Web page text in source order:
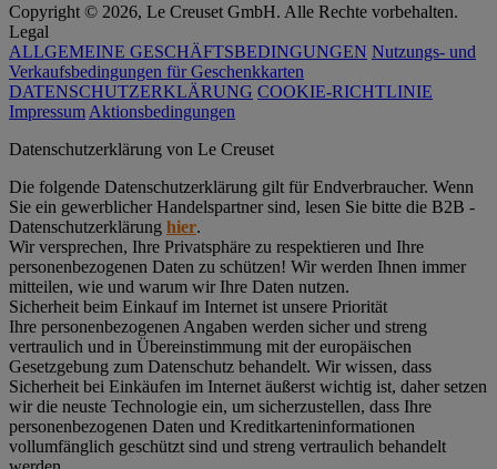
Copyright © 2026, Le Creuset GmbH. Alle Rechte vorbehalten.
Legal
ALLGEMEINE GESCHÄFTSBEDINGUNGEN Nutzungs- und
Verkaufsbedingungen für Geschenkkarten
DATENSCHUTZERKLÄRUNG COOKIE-RICHTLINIE
Impressum Aktionsbedingungen
Datenschutz­erklärung von Le Creuset
Die folgende Datenschutzerklärung gilt für Endverbraucher. Wenn
Sie ein gewerblicher Handelspartner sind, lesen Sie bitte die B2B -
Datenschutzerklärung hier.
Wir versprechen, Ihre Privatsphäre zu respektieren und Ihre
personenbezogenen Daten zu schützen! Wir werden Ihnen immer
mitteilen, wie und warum wir Ihre Daten nutzen.
Sicherheit beim Einkauf im Internet ist unsere Priorität
Ihre personenbezogenen Angaben werden sicher und streng
vertraulich und in Übereinstimmung mit der europäischen
Gesetzgebung zum Datenschutz behandelt. Wir wissen, dass
Sicherheit bei Einkäufen im Internet äußerst wichtig ist, daher setzen
wir die neuste Technologie ein, um sicherzustellen, dass Ihre
personenbezogenen Daten und Kreditkarteninformationen
vollumfänglich geschützt sind und streng vertraulich behandelt